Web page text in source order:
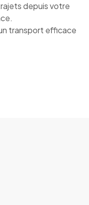
depuis votre
transport efficace